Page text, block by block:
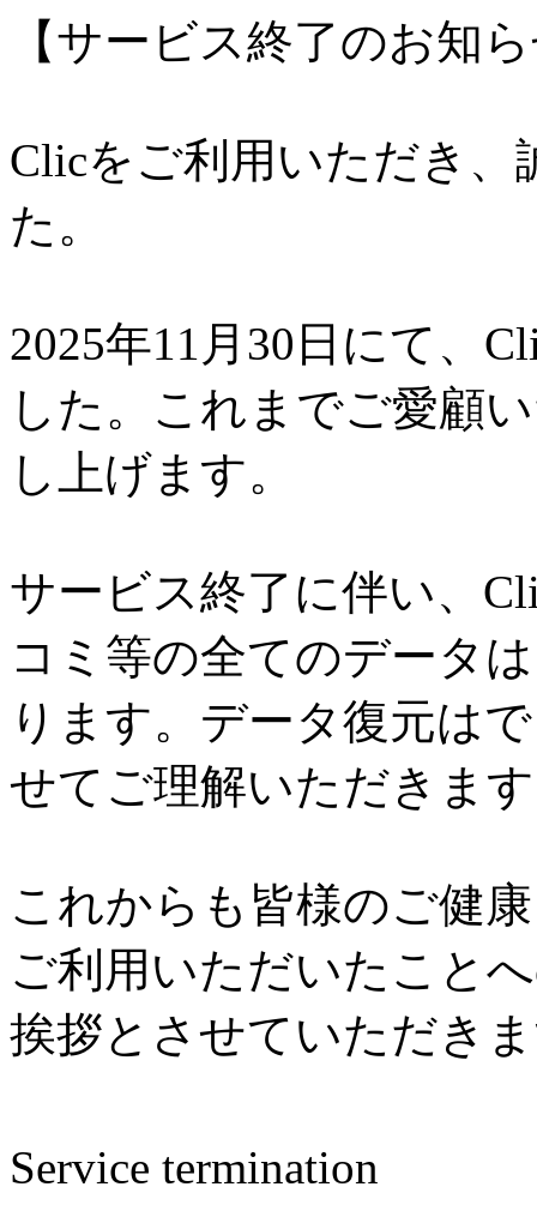
【サービス終了のお知
Clicをご利用いただき
た。
2025年11月30日にて、
した。これまでご愛顧
し上げます。
サービス終了に伴い、
コミ等の全てのデータ
ります。データ復元は
せてご理解いただきま
これからも皆様のご健
ご利用いただいたこと
挨拶とさせていただき
Service termination